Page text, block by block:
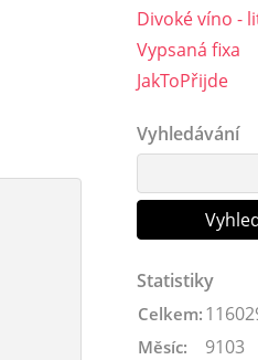
Divoké víno -
Vypsaná fixa
JakToPřijde
Vyhledávání
Statistiky
Celkem:
Měsíc: 9103